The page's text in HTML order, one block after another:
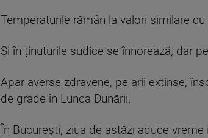
Temperaturile rămân la valori similare
Și în ținuturile sudice se înnorează, dar
Apar averse zdravene, pe arii extinse,
de grade în Lunca Dunării.
În București, ziua de astăzi aduce